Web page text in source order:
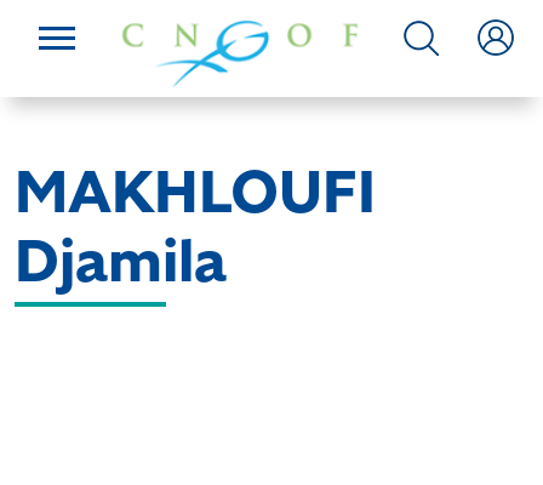
MAKHLOUFI
Djamila